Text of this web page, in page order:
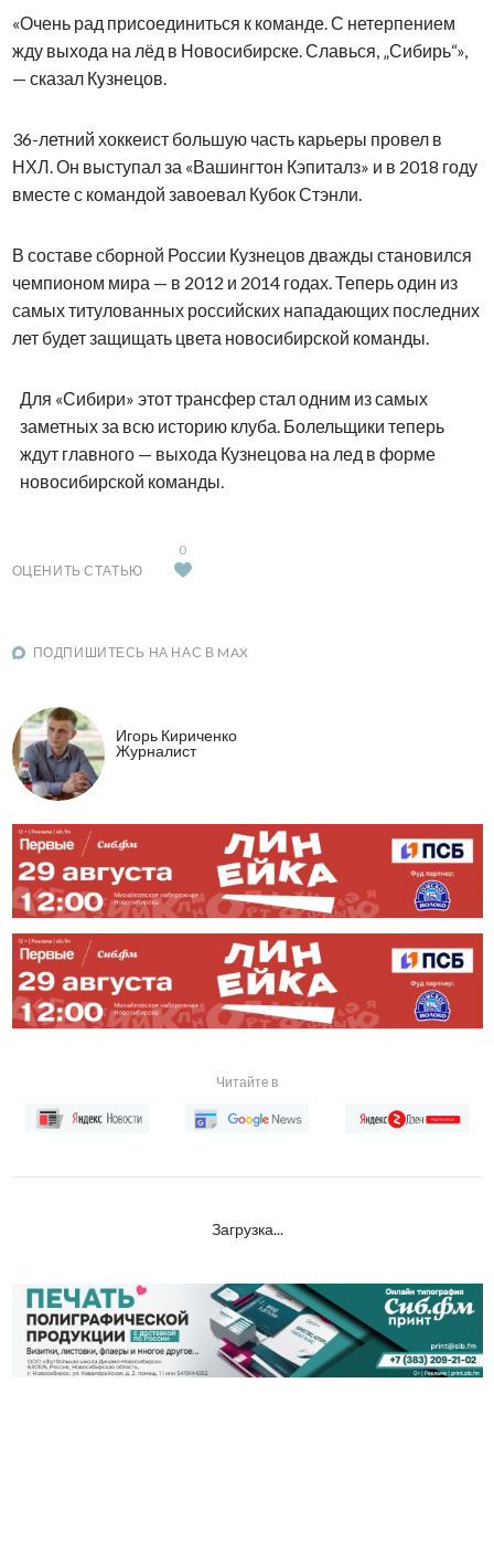
«Очень рад присоединиться к команде. С нетерпением
жду выхода на лёд в Новосибирске. Славься, „Сибирь“»,
— сказал Кузнецов.
36-летний хоккеист большую часть карьеры провел в
НХЛ. Он выступал за «Вашингтон Кэпиталз» и в 2018 году
вместе с командой завоевал Кубок Стэнли.
В составе сборной России Кузнецов дважды становился
чемпионом мира — в 2012 и 2014 годах. Теперь один из
самых титулованных российских нападающих последних
лет будет защищать цвета новосибирской команды.
Для «Сибири» этот трансфер стал одним из самых
заметных за всю историю клуба. Болельщики теперь
ждут главного — выхода Кузнецова на лед в форме
новосибирской команды.
ОЦЕНИТЬ СТАТЬЮ
0
ПОДПИШИТЕСЬ НА НАС В MAX
Игорь Кириченко
Журналист
Читайте в
Загрузка...